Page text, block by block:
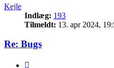
Kejle
Indlæg: 193
Tilmeldt: 13. apr 2024,
Re: Bugs